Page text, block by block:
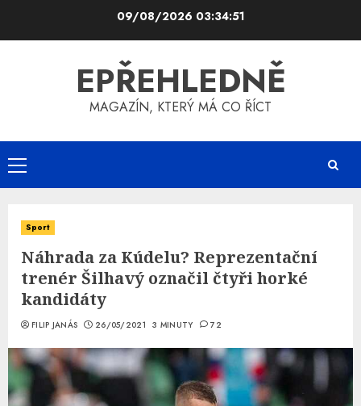
09/08/2026 03:34:52
EPŘEHLEDNĚ
MAGAZÍN, KTERÝ MÁ CO ŘÍCT
Primary
Menu
Sport
Náhrada za Kúdelu? Reprezentační
trenér Šilhavý označil čtyři horké
kandidáty
FILIP JANÁS 26/05/2021 3 MINUTY 72